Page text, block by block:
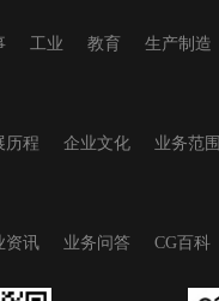
工业 教育 生产制造
历程 企业文化 业务范围
资讯 业务问答 CG百科